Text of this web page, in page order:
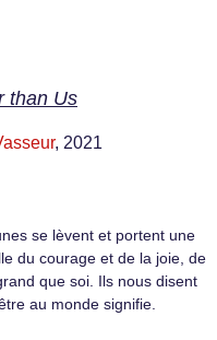
than Us
, 2021
se lèvent et portent une
du courage et de la joie, de
que soi. Ils nous disent
au monde signifie.